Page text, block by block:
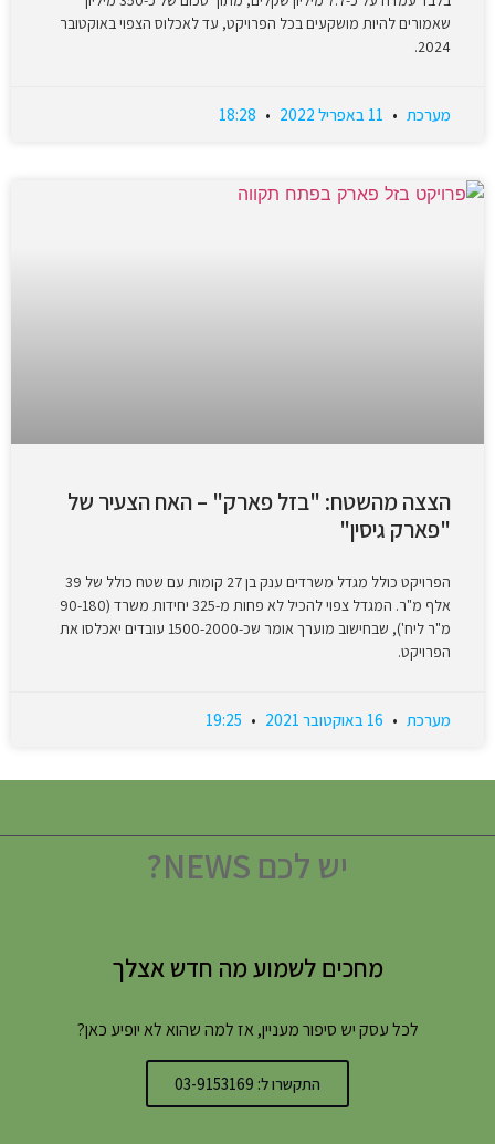
שאמורים להיות מושקעים בכל הפרויקט, עד לאכלוס הצפוי באוקטובר
2024.
מערכת
הצצה מהשטח: "בזל פארק" – האח הצעיר של
"פארק גיסין"
הפרויקט כולל מגדל משרדים ענק בן 27 קומות עם שטח כולל של 39
אלף מ"ר. המגדל צפוי להכיל לא פחות מ-325 יחידות משרד (90-180
מ"ר ליח'), שבחישוב מוערך אומר שכ-1500-2000 עובדים יאכלסו את
הפרויקט.
מערכת
יש לכם NEWS?
מחכים לשמוע מה חדש אצלך
לכל עסק יש סיפור מעניין, אז למה שהוא לא יופיע כאן?
התקשרו ל: 03-9153169